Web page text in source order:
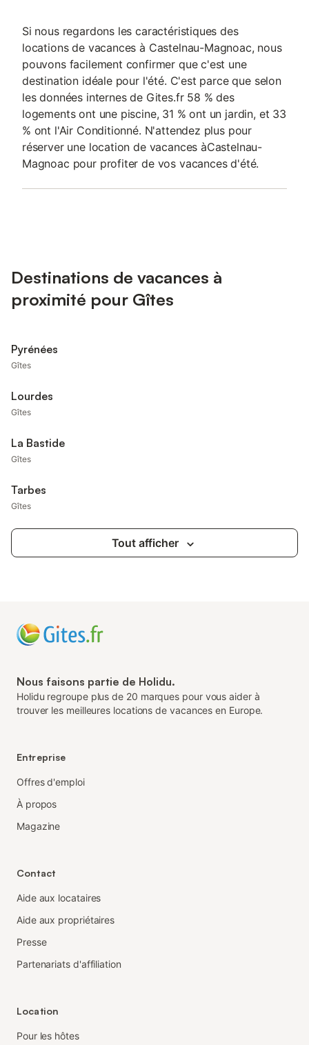
Si nous regardons les caractéristiques des
locations de vacances à Castelnau-Magnoac, nous
pouvons facilement confirmer que c'est une
destination idéale pour l'été. C'est parce que selon
les données internes de Gites.fr 58 % des
logements ont une piscine, 31 % ont un jardin, et 33
% ont l'Air Conditionné. N'attendez plus pour
réserver une location de vacances àCastelnau-
Magnoac pour profiter de vos vacances d'été.
Destinations de vacances à
proximité pour Gîtes
Pyrénées
Gîtes
Lourdes
Gîtes
La Bastide
Gîtes
Tarbes
Gîtes
Tout afficher
Nous faisons partie de Holidu.
Holidu regroupe plus de 20 marques pour vous aider à
trouver les meilleures locations de vacances en Europe.
Entreprise
Offres d'emploi
À propos
Magazine
Contact
Aide aux locataires
Aide aux propriétaires
Presse
Partenariats d'affiliation
Location
Pour les hôtes